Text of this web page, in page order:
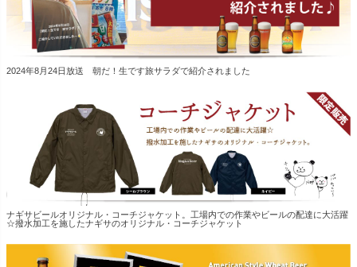
2024年8月24日放送 朝だ！生です旅サラダで紹介されました
ナギサビールオリジナル・コーチジャケット。工場内での作業やビールの配達に大活躍
☆撥水加工を施したナギサのオリジナル・コーチジャケット